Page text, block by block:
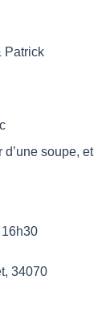
Patrick
soupe, et
34070